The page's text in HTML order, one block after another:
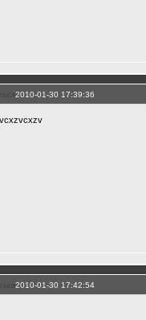
2010-01-30 17:39:36
2010-01-30 17:42:54